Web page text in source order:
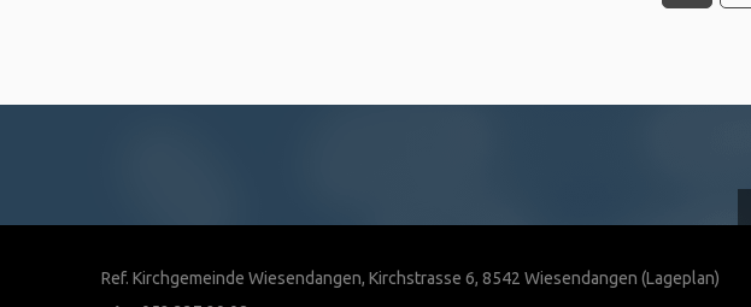
Ref. Kirchgemeinde Wiesendangen, Kirchstrasse 6, 8542 Wiesendangen (Lageplan)